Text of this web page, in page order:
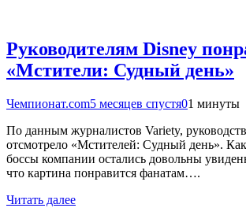
Руководителям Disney
«Мстители: Судный день»
Чемпионат.com5 месяцев спустя01 минуты
По данным журналистов Variety,
отсмотрело «Мстителей: Судный день».
боссы компании остались довольны
что картина понравится фанатам….
Читать далее